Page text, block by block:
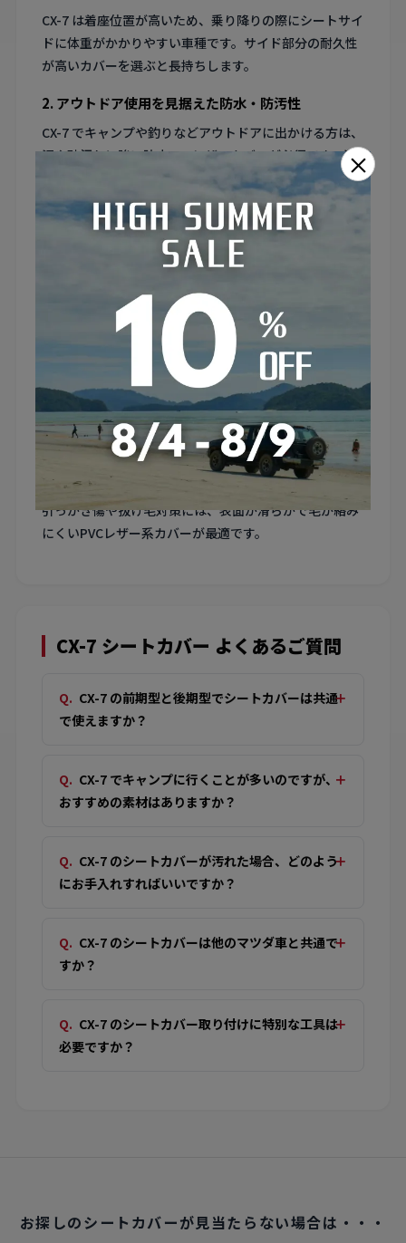
CX-7 は着座位置が高いため、乗り降りの際にシートサイ
ドに体重がかかりやすい車種です。サイド部分の耐久性
が高いカバーを選ぶと長持ちします。
2. アウトドア使用を見据えた防水・防汚性
CX-7 でキャンプや釣りなどアウトドアに出かける方は、
泥や砂汚れに強い防水PVCレザーカバーが必須です。濡
れたウェアのまま乗っても安心です。
3. ラゲッジとの統一感を出すカラーコーディネート
CX-7 はラゲッジマットとシートカバーの色を揃えると、
SUVらしいアクティブかつ統一感のあるインテリアに仕
4. 4WDモデルのフロアトンネルに対応したリアカバ
CX-7 の4WDモデルは後席中央にプロペラシャフトのト
ンネルがある場合があります。リアシートカバーはこの
盛り上がりに対応した形状のものを選んでください。
5. ペット同乗時のシート保護
CX-7 にペットを乗せる方も多いです。ペットの爪による
引っかき傷や抜け毛対策には、表面が滑らかで毛が絡み
にくいPVCレザー系カバーが最適です。
CX-7 シートカバー よくあるご質問
CX-7 の前期型と後期型でシートカバーは共通
で使えますか？
CX-7 でキャンプに行くことが多いのですが、
おすすめの素材はありますか？
CX-7 のシートカバーが汚れた場合、どのよう
にお手入れすればいいですか？
CX-7 のシートカバーは他のマツダ車と共通で
すか？
CX-7 のシートカバー取り付けに特別な工具は
必要ですか？
お探しのシートカバーが見当たらない場合は・・・
×